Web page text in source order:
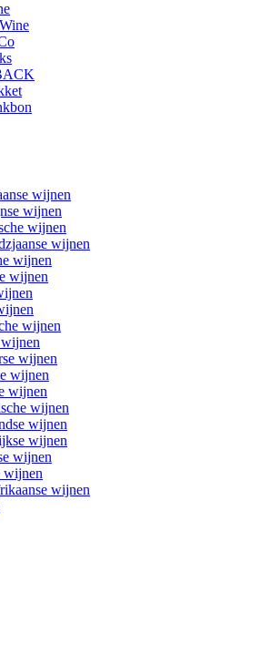
wijnen
wijnen
wijnen
wijnen
wijnen
wijnen
wijnen
wijnen
wijnen
wijnen
wijnen
wijnen
wijnen
wijnen
wijnen
wijnen